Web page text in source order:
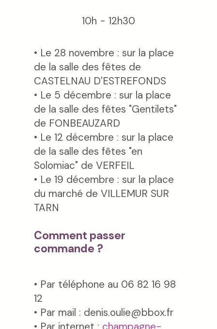
10h - 12h30
• Le 28 novembre : sur la place
de la salle des fêtes de
CASTELNAU D'ESTREFONDS
• Le 5 décembre : sur la place
de la salle des fêtes "Gentilets"
de FONBEAUZARD
• Le 12 décembre : sur la place
de la salle des fêtes "en
Solomiac" de VERFEIL
• Le 19 décembre : sur la place
du marché de VILLEMUR SUR
TARN
Comment passer
commande ?
• Par téléphone au 06 82 16 98
12
• Par mail : denis.oulie@bbox.fr